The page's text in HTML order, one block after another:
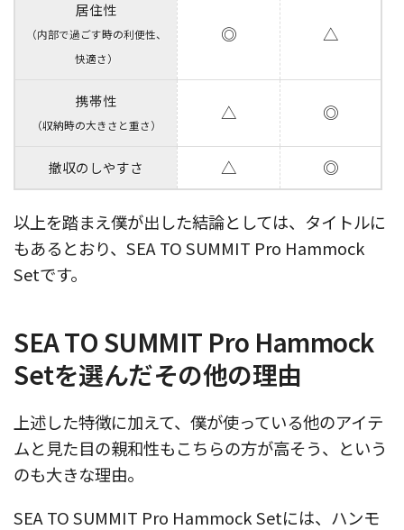
居住性
（内部で過ごす時の利便性、
快適さ）
◎ △
携帯性
（収納時の大きさと重さ）
△ ◎
撤収のしやすさ △ ◎
以上を踏まえ僕が出した結論としては、タイトルに
もあるとおり、SEA TO SUMMIT Pro Hammock
Setです。
SEA TO SUMMIT Pro Hammock
Setを選んだその他の理由
上述した特徴に加えて、僕が使っている他のアイテ
ムと見た目の親和性もこちらの方が高そう、という
のも大きな理由。
SEA TO SUMMIT Pro Hammock Setには、ハンモ